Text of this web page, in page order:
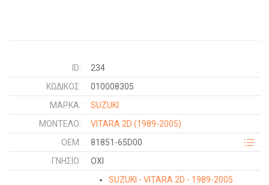
ID:
234
ΚΩΔΙΚΌΣ:
010008305
ΜΑΡΚΑ:
SUZUKI
ΜΟΝΤΕΛΟ:
VITARA 2D (1989-2005)
OEM:
81851-65D00
ΓΝΉΣΙΟ:
ΟΧΙ
SUZUKI - VITARA 2D - 1989-2005